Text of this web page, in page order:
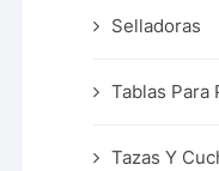
Selladoras
Tablas Para
Tazas Y